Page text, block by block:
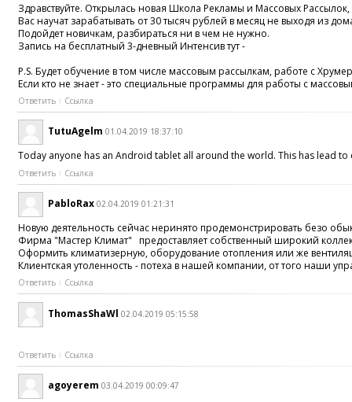
Здравствуйте. Открылась новая Школа Рекламы и Массовых
Вас научат зарабатывать от 30 тысяч рублей в месяц не выходя из
Подойдет новичкам, разбираться ни в чем не нужно.
Запись на бесплатный 3-дневный Интенсив тут -
P.S. Будет обучение в том числе массовым рассылкам, работе с
Если кто не знает - это специальные программы для работы с
Ответить Ссылка
TutuAgelm 01.04.2019 18:37:10
Today anyone has an Android tablet all around the world. This has lead
Ответить Ссылка
PabloRax 02.04.2019 01:21:31
Новую деятельность сейчас неринято продемонстрировать безо
Фирма "Мастер Климат" предоставляет собственный широкий
Оформить климатизерную, оборудование отопления или же
Клиентская утоленность - потеха в нашей компании, от того наши
Ответить Ссылка
ThomasShaWl 02.04.2019 05:15:58
Ответить Ссылка
agoyerem 03.04.2019 00:09:47